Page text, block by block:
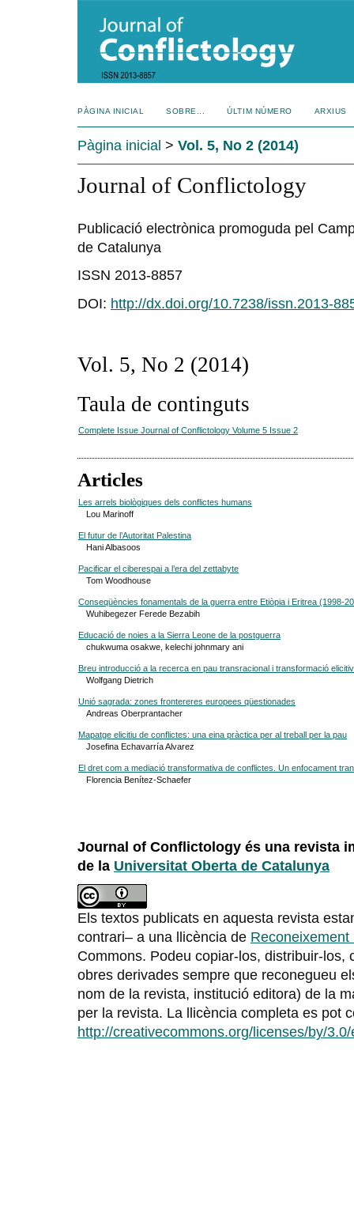
PÀGINA INICIAL SOBRE... ÚLTIM NÚMERO ARXIUS
Pàgina inicial > Vol. 5, No 2 (2014)
Journal of Conflictology
Publicació electrònica promoguda pel
de Catalunya
ISSN 2013-8857
DOI: http://dx.doi.org/10.7238/issn.2013-
Vol. 5, No 2 (2014)
Taula de continguts
Complete Issue Journal of Conflictology Volume 5 Issue 2
Articles
Les arrels biològiques dels conflictes humans
Lou Marinoff
El futur de l’Autoritat Palestina
Hani Albasoos
Pacificar el ciberespai a l’era del zettabyte
Tom Woodhouse
Conseqüències fonamentals de la guerra entre Etiòpia i Eritrea (1998-
Wuhibegezer Ferede Bezabih
Educació de noies a la Sierra Leone de la postguerra
chukwuma osakwe, kelechi johnmary ani
Breu introducció a la recerca en pau transracional i transformació
Wolfgang Dietrich
Unió sagrada: zones frontereres europees qüestionades
Andreas Oberprantacher
Mapatge elicitiu de conflictes: una eina pràctica per al treball per la pau
Josefina Echavarría Alvarez
El dret com a mediació transformativa de conflictes. Un enfocament
Florencia Benítez-Schaefer
Journal of Conflictology és una revista
de la Universitat Oberta de Catalunya
Els textos publicats en aquesta revista
contrari– a una llicència de Reconeixement
Commons. Podeu copiar-los, distribuir-los,
obres derivades sempre que reconegueu
nom de la revista, institució editora) de la
per la revista. La llicència completa es pot
http://creativecommons.org/licenses/by/